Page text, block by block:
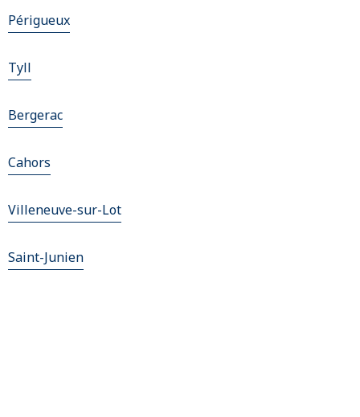
Périgueux
Tyll
Bergerac
Cahors
Villeneuve-sur-Lot
Saint-Junien